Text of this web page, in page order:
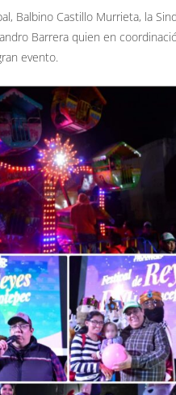
Balbino Castillo Murrieta, la
Barrera quien en
evento.